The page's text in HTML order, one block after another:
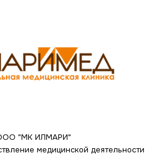
"МК ИЛМАРИ"
медицинской деятельности